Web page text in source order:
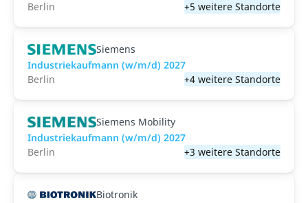
Berlin
+5 weitere Standorte
Siemens
Industriekaufmann (w/m/d) 2027
Berlin
+4 weitere Standorte
Siemens Mobility
Industriekaufmann (w/m/d) 2027
Berlin
+3 weitere Standorte
Biotronik